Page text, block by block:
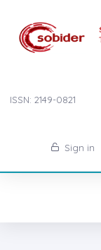
ISSN: 2149-0821
Sign in